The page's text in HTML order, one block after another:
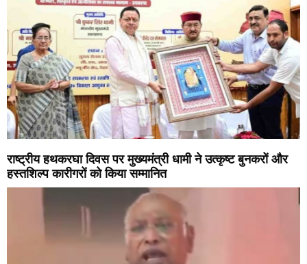
राष्ट्रीय हथकरघा दिवस पर मुख्यमंत्री धामी ने उत्कृष्ट बुनकरों और
हस्तशिल्प कारीगरों को किया सम्मानित